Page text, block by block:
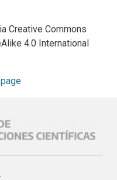
Creative Commons
4.0 International